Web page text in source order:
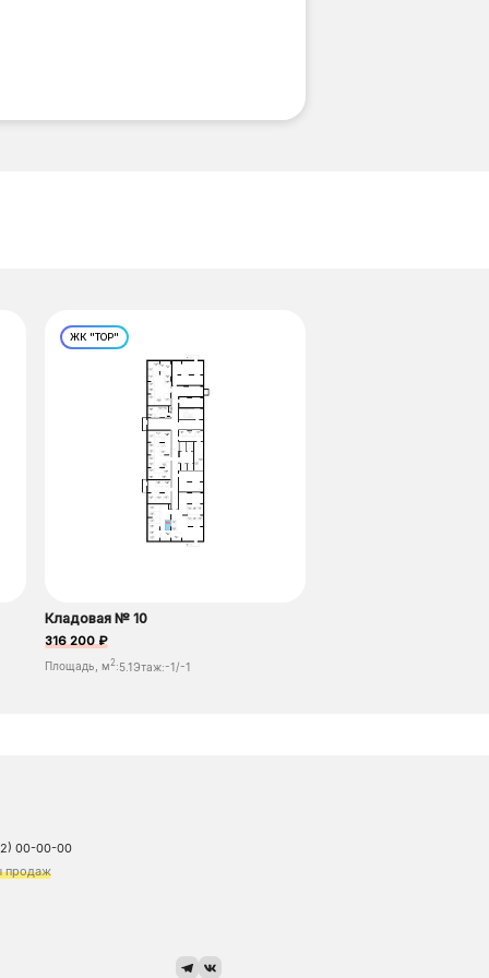
ЖК "ТОР"
Кладовая № 10
316 200 ₽
Площадь, м2:5.1Этаж:-1/-1
00-00-00
продаж